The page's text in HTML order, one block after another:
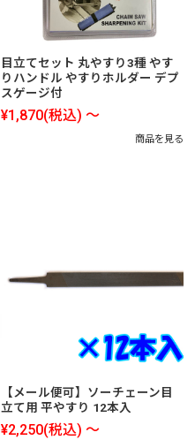
目立てセット 丸やすり3種 やす
りハンドル やすりホルダー デプ
スゲージ付
¥1,870(税込) ～
商品を見る
【メール便可】ソーチェーン目
立て用 平やすり 12本入
¥2,250(税込) ～